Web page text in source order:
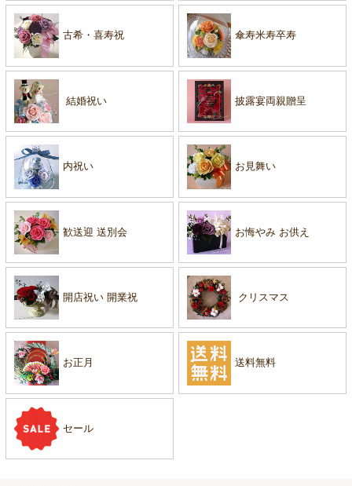
古希・喜寿祝 傘寿米寿卒寿
結婚祝い 披露宴両親贈呈
内祝い お見舞い
歓送迎 送別会 お悔やみ お供え
開店祝い 開業祝 クリスマス
お正月 送料無料
セール